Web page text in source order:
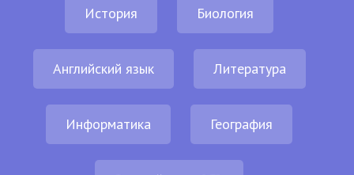
История Биология
Английский язык Литература
Информатика География